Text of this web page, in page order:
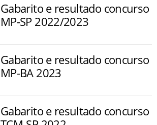
Gabarito e resultado concurso
MP-SP 2022/2023
Gabarito e resultado concurso
MP-BA 2023
Gabarito e resultado concurso